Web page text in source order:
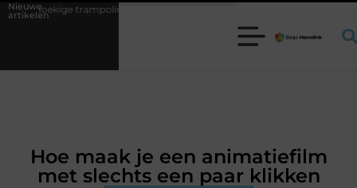
Nieuwe
artikelenkiezen voor jouw tuin
Hoe maak je een animatiefilm
met slechts een paar klikken